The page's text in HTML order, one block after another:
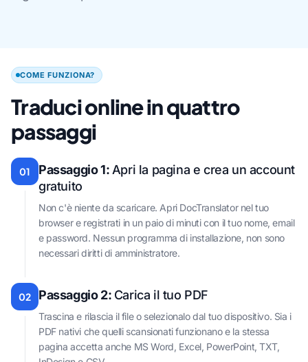
COME FUNZIONA?
Traduci online in quattro
passaggi
01 Passaggio 1: Apri la pagina e crea un account
gratuito
Non c'è niente da scaricare. Apri DocTranslator nel tuo
browser e registrati in un paio di minuti con il tuo nome, email
e password. Nessun programma di installazione, non sono
necessari diritti di amministratore.
02 Passaggio 2: Carica il tuo PDF
Trascina e rilascia il file o selezionalo dal tuo dispositivo. Sia i
PDF nativi che quelli scansionati funzionano e la stessa
pagina accetta anche MS Word, Excel, PowerPoint, TXT,